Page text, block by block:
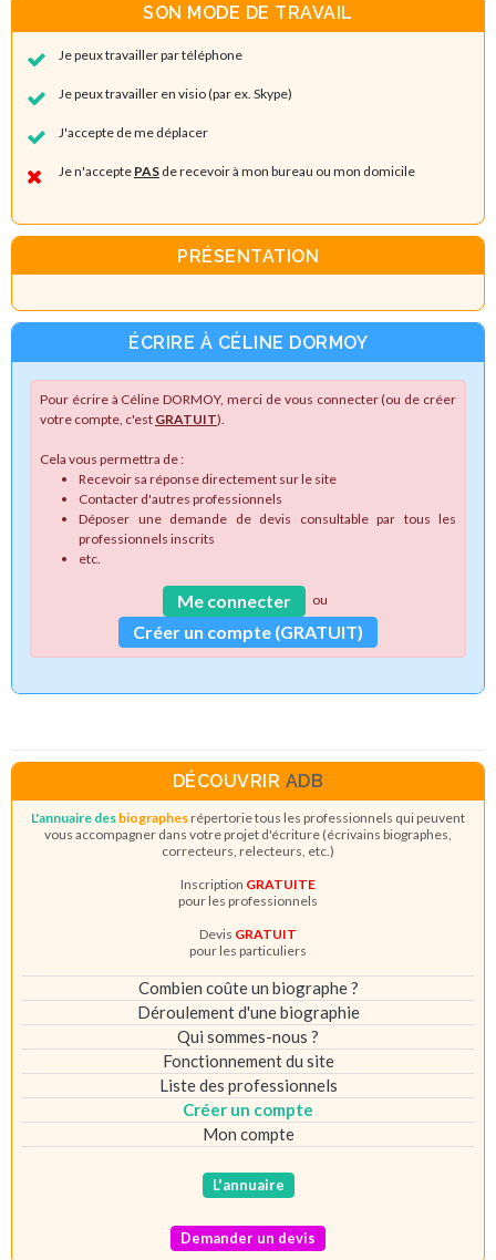
SON MODE DE TRAVAIL
Je peux travailler par téléphone
Je peux travailler en visio (par ex. Skype)
J'accepte de me déplacer
Je n'accepte PASde recevoir à mon bureau ou mon domicile
PRÉSENTATION
ÉCRIRE À CÉLINE DORMOY
Pour écrire à Céline DORMOY, merci de vous connecter (ou de créer
votre compte, c'est GRATUIT).
Cela vous permettra de :
Recevoir sa réponse directement sur le site
Contacter d'autres professionnels
Déposer une demande de devis consultable par tous les
professionnels inscrits
etc.
Me connecter ou
Créer un compte (GRATUIT)
DÉCOUVRIR ADB
L'annuaire des biographesrépertorie tous les professionnels qui peuvent
vous accompagner dans votre projet d'écriture (écrivains biographes,
correcteurs, relecteurs, etc.)
Inscription GRATUITE
pour les professionnels
Devis GRATUIT
pour les particuliers
Combien coûte un biographe ?
Déroulement d'une biographie
Qui sommes-nous ?
Fonctionnement du site
Liste des professionnels
Créer un compte
Mon compte
L'annuaire
Demander un devis